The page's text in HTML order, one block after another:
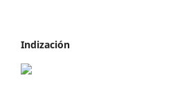
Indización